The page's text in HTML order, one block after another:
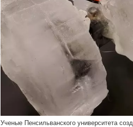
Ученые Пенсильванского университета